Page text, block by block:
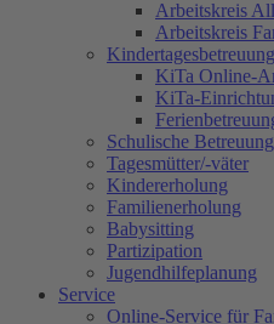
Arbeitskreis
Arbeitskreis
Kindertagesbetreuung
KiTa Online-
KiTa-
Schulische
Tagesmütter/-väter
Kindererholung
Familienerholung
Babysitting
Partizipation
Jugendhilfeplanung
Service
Online-Service für